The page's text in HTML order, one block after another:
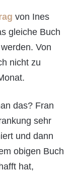
von Ines
gleiche Buch
Von
nicht zu
das? Fran
sehr
und dann
obigen Buch
hat,